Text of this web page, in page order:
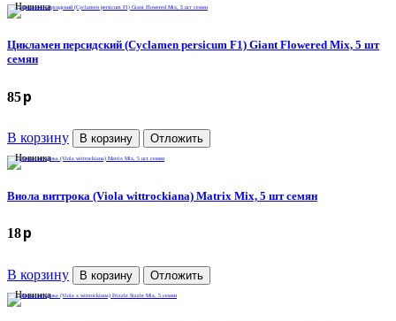
Новинка
Цикламен персидский (Cyclamen persicum F1) Giant Flowered Mix, 5 шт
семян
85p
В корзину В корзину Отложить
Новинка
Виола виттрока (Viola wittrockiana) Matrix Mix, 5 шт семян
18p
В корзину В корзину Отложить
Новинка